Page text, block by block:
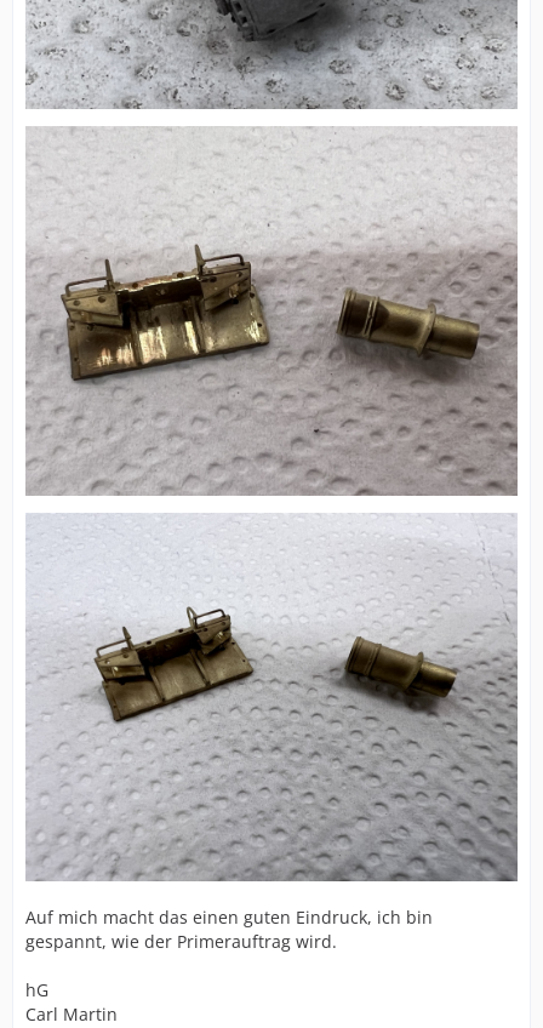
Auf mich macht das einen guten Eindruck, ich bin
gespannt, wie der Primerauftrag wird.
hG
Carl Martin